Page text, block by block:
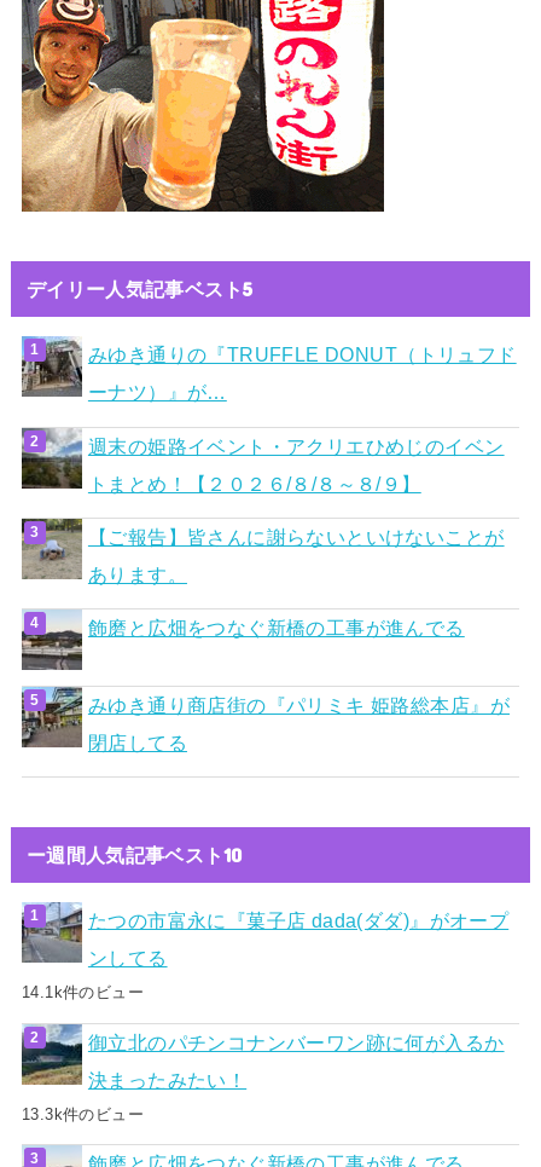
デイリー人気記事ベスト5
みゆき通りの『TRUFFLE DONUT（トリュフド
ーナツ）』が…
週末の姫路イベント・アクリエひめじのイベン
トまとめ！【２０２６/８/８～８/９】
【ご報告】皆さんに謝らないといけないことが
あります。
飾磨と広畑をつなぐ新橋の工事が進んでる
みゆき通り商店街の『パリミキ 姫路総本店』が
閉店してる
ー週間人気記事ベスト10
たつの市富永に『菓子店 dada(ダダ)』がオープ
ンしてる
14.1k件のビュー
御立北のパチンコナンバーワン跡に何が入るか
決まったみたい！
13.3k件のビュー